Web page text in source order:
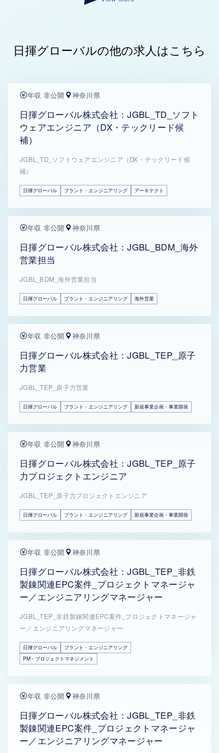
日揮グローバルの他の求人はこちら
年収 非公開 神奈川県
日揮グローバル株式会社：JGBL_TD_ソフト
ウェアエンジニア（DX・テックリード候
補）
JGBL_TD_ソフトウェアエンジニア（DX・テックリード候
補）
日揮グローバル プラント・エンジニアリング アーキテクト
年収 非公開 神奈川県
日揮グローバル株式会社：JGBL_BDM_海外
営業担当
JGBL_BDM_海外営業担当
日揮グローバル プラント・エンジニアリング 海外営業
年収 非公開 神奈川県
日揮グローバル株式会社：JGBL_TEP_原子
力営業
JGBL_TEP_原子力営業
日揮グローバル プラント・エンジニアリング 新規事業企画・事業開発
年収 非公開 神奈川県
日揮グローバル株式会社：JGBL_TEP_原子
力プロジェクトエンジニア
JGBL_TEP_原子力プロジェクトエンジニア
日揮グローバル プラント・エンジニアリング 新規事業企画・事業開発
年収 非公開 神奈川県
日揮グローバル株式会社：JGBL_TEP_非鉄
製錬関連EPC案件_プロジェクトマネージャ
ー／エンジニアリングマネージャー
JGBL_TEP_非鉄製錬関連EPC案件_プロジェクトマネージャ
ー／エンジニアリングマネージャー
日揮グローバル
プラント・エンジニアリング
PM・プロジェクトマネジメント
年収 非公開 神奈川県
日揮グローバル株式会社：JGBL_TEP_非鉄
製錬関連EPC案件_プロジェクトマネージャ
ー／エンジニアリングマネージャー